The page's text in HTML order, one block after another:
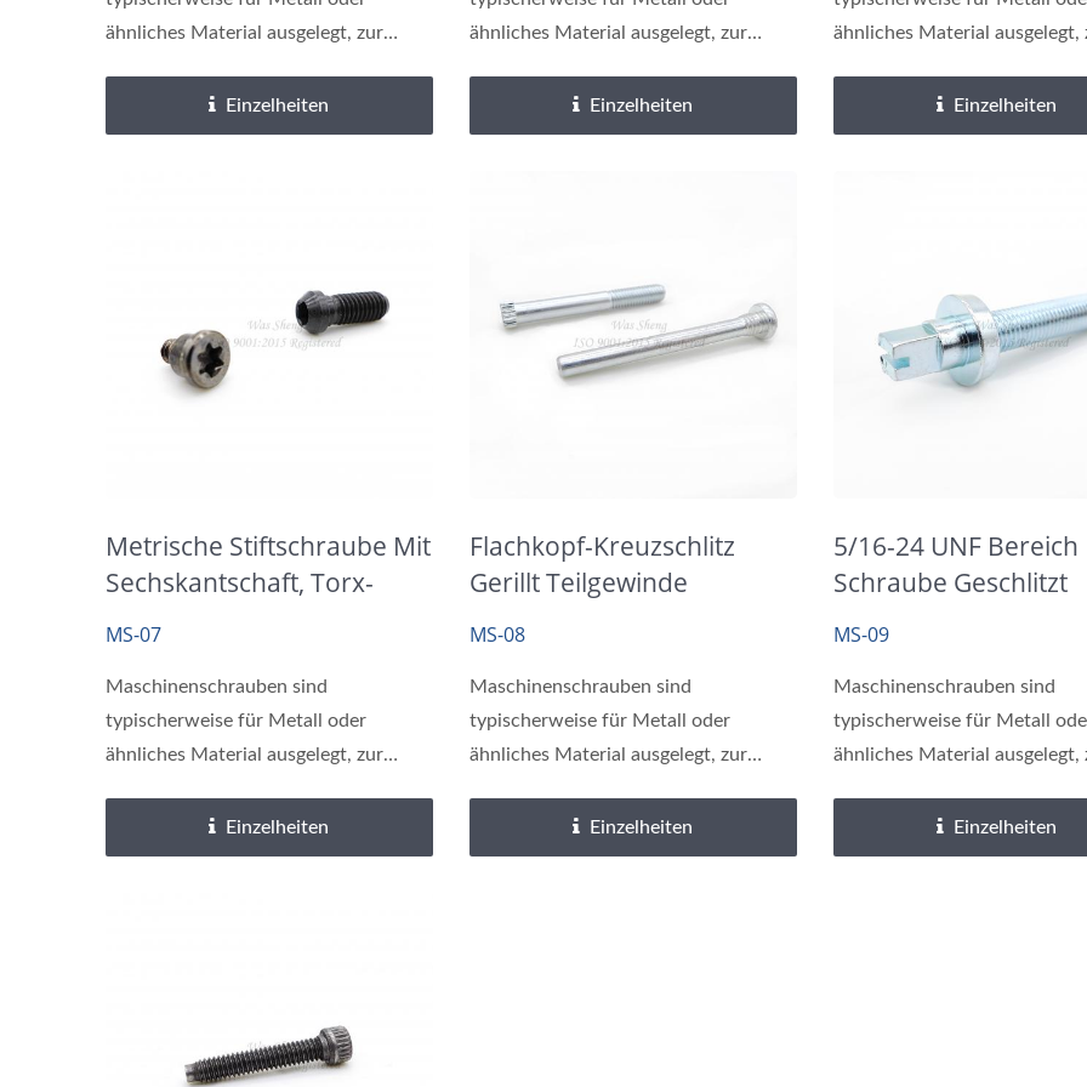
ähnliches Material ausgelegt, zur
Einzelheiten
ähnliches Material ausgelegt, zur
Einzelheiten
ähnliches Material ausgelegt,
Einzelheiten
Metrische Stiftschraube Mit
Sechskantschaft, Torx-
Schulter Schwarz Nickel
MS-07
Maschinenschrauben sind
typischerweise für Metall oder
ähnliches Material ausgelegt, zur
Einzelheiten
Flachkopf-Kreuzschlitz
Gerillt Teilgewinde
Metrische Schraube
MS-08
Maschinenschrauben sind
typischerweise für Metall oder
ähnliches Material ausgelegt, zur
Einzelheiten
5/16-24 UNF Bereich
Schraube Geschlitzt
Quadrat Verzinkung
MS-09
Maschinenschrauben sind
typischerweise für Metall
ähnliches Material ausgelegt,
Einzelheiten